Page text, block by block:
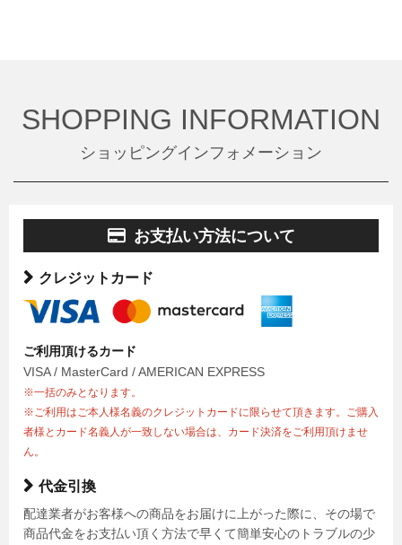
SHOPPING INFORMATION
ショッピングインフォメーション
お支払い方法について
クレジットカード
ご利用頂けるカード
VISA / MasterCard / AMERICAN EXPRESS
※一括のみとなります。
※ご利用はご本人様名義のクレジットカードに限らせて頂きます。ご購入
者様とカード名義人が一致しない場合は、カード決済をご利用頂けませ
ん。
代金引換
配達業者がお客様への商品をお届けに上がった際に、その場で
商品代金をお支払い頂く方法で早くて簡単安心のトラブルの少